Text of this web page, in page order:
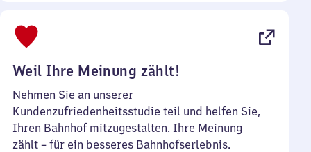
Weil Ihre Meinung zählt!
Nehmen Sie an unserer
Kundenzufriedenheitsstudie teil und helfen Sie,
Ihren Bahnhof mitzugestalten. Ihre Meinung
zählt – für ein besseres Bahnhofserlebnis.